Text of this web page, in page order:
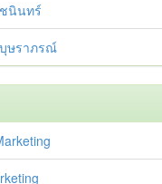
นินทร์
ษราภรณ์